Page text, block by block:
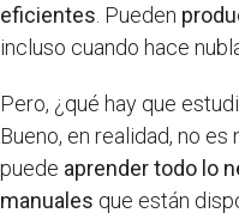
eficientes . Pueden
incluso cuando hace
Pero, ¿qué hay que
Bueno, en realidad, no
puede aprender todo lo
manuales que están